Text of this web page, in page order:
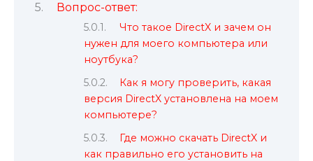
Вопрос-ответ:
Что такое DirectX и зачем он
нужен для моего компьютера или
ноутбука?
Как я могу проверить, какая
версия DirectX установлена на моем
компьютере?
Где можно скачать DirectX и
как правильно его установить на